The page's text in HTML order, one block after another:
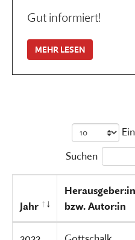
Gut informiert!
MEHR LESEN
Suchen
Jahr
Herausgeber:in
bzw. Autor:in